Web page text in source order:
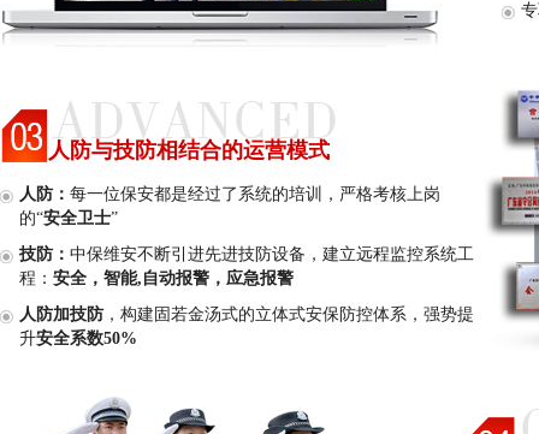
人防与技防相结合的运营模式
人防： 每一位保安都是经过了系统的培训，严格考核上岗
的“安全卫士”
技防： 中保维安不断引进先进技防设备，建立远程监控系统工
程： 安全，智能,自动报警，应急报警
人防加技防 ，构建固若金汤式的立体式安保防控体系，强势提
升安全系数50%